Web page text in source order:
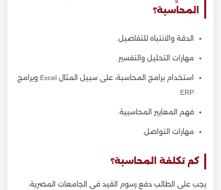
المحاسبة؟
الدقة والانتباه للتفاصيل.
مهارات التحليل والتفسير.
استخدام برامج المحاسبة، على سبيل المثال Excel وبرامج
ERP.
فهم المعايير المحاسبية.
مهارات التواصل.
كم تكلفة المحاسبة؟
يجب على الطالب دفع رسوم القيد في الجامعات المصرية،